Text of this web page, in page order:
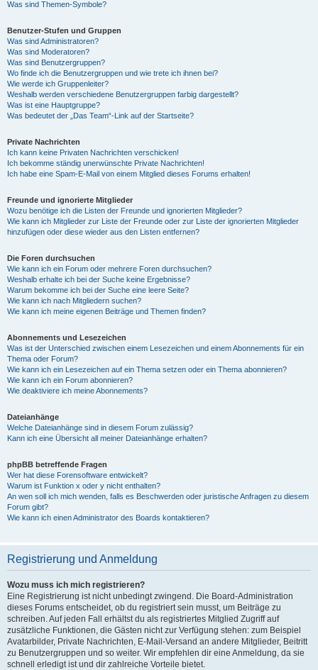
Was sind Themen-Symbole?
Benutzer-Stufen und Gruppen
Was sind Administratoren?
Was sind Moderatoren?
Was sind Benutzergruppen?
Wo finde ich die Benutzergruppen und wie trete ich ihnen bei?
Wie werde ich Gruppenleiter?
Weshalb werden verschiedene Benutzergruppen farbig dargestellt?
Was ist eine Hauptgruppe?
Was bedeutet der „Das Team“-Link auf der Startseite?
Private Nachrichten
Ich kann keine Privaten Nachrichten verschicken!
Ich bekomme ständig unerwünschte Private Nachrichten!
Ich habe eine Spam-E-Mail von einem Mitglied dieses Forums erhalten!
Freunde und ignorierte Mitglieder
Wozu benötige ich die Listen der Freunde und ignorierten Mitglieder?
Wie kann ich Mitglieder zur Liste der Freunde oder zur Liste der ignorierten Mitglieder
hinzufügen oder diese wieder aus den Listen entfernen?
Die Foren durchsuchen
Wie kann ich ein Forum oder mehrere Foren durchsuchen?
Weshalb erhalte ich bei der Suche keine Ergebnisse?
Warum bekomme ich bei der Suche eine leere Seite?
Wie kann ich nach Mitgliedern suchen?
Wie kann ich meine eigenen Beiträge und Themen finden?
Abonnements und Lesezeichen
Was ist der Unterschied zwischen einem Lesezeichen und einem Abonnements für ein
Thema oder Forum?
Wie kann ich ein Lesezeichen auf ein Thema setzen oder ein Thema abonnieren?
Wie kann ich ein Forum abonnieren?
Wie deaktiviere ich meine Abonnements?
Dateianhänge
Welche Dateianhänge sind in diesem Forum zulässig?
Kann ich eine Übersicht all meiner Dateianhänge erhalten?
phpBB betreffende Fragen
Wer hat diese Forensoftware entwickelt?
Warum ist Funktion x oder y nicht enthalten?
An wen soll ich mich wenden, falls es Beschwerden oder juristische Anfragen zu diesem
Forum gibt?
Wie kann ich einen Administrator des Boards kontaktieren?
Registrierung und Anmeldung
Wozu muss ich mich registrieren?
Eine Registrierung ist nicht unbedingt zwingend. Die Board-Administration
dieses Forums entscheidet, ob du registriert sein musst, um Beiträge zu
schreiben. Auf jeden Fall erhältst du als registriertes Mitglied Zugriff auf
zusätzliche Funktionen, die Gästen nicht zur Verfügung stehen: zum Beispiel
Avatarbilder, Private Nachrichten, E-Mail-Versand an andere Mitglieder, Beitritt
zu Benutzergruppen und so weiter. Wir empfehlen dir eine Anmeldung, da sie
schnell erledigt ist und dir zahlreiche Vorteile bietet.